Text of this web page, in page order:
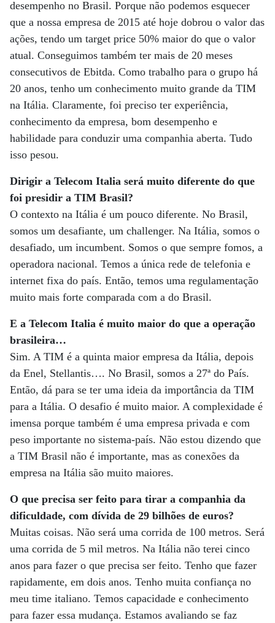
desempenho no Brasil. Porque não podemos esquecer
que a nossa empresa de 2015 até hoje dobrou o valor das
ações, tendo um target price 50% maior do que o valor
atual. Conseguimos também ter mais de 20 meses
consecutivos de Ebitda. Como trabalho para o grupo há
20 anos, tenho um conhecimento muito grande da TIM
na Itália. Claramente, foi preciso ter experiência,
conhecimento da empresa, bom desempenho e
habilidade para conduzir uma companhia aberta. Tudo
isso pesou.
Dirigir a Telecom Italia será muito diferente do que
foi presidir a TIM Brasil?
O contexto na Itália é um pouco diferente. No Brasil,
somos um desafiante, um challenger. Na Itália, somos o
desafiado, um incumbent. Somos o que sempre fomos, a
operadora nacional. Temos a única rede de telefonia e
internet fixa do país. Então, temos uma regulamentação
muito mais forte comparada com a do Brasil.
E a Telecom Italia é muito maior do que a operação
brasileira…
Sim. A TIM é a quinta maior empresa da Itália, depois
da Enel, Stellantis…. No Brasil, somos a 27ª do País.
Então, dá para se ter uma ideia da importância da TIM
para a Itália. O desafio é muito maior. A complexidade é
imensa porque também é uma empresa privada e com
peso importante no sistema-país. Não estou dizendo que
a TIM Brasil não é importante, mas as conexões da
empresa na Itália são muito maiores.
O que precisa ser feito para tirar a companhia da
dificuldade, com dívida de 29 bilhões de euros?
Muitas coisas. Não será uma corrida de 100 metros. Será
uma corrida de 5 mil metros. Na Itália não terei cinco
anos para fazer o que precisa ser feito. Tenho que fazer
rapidamente, em dois anos. Tenho muita confiança no
meu time italiano. Temos capacidade e conhecimento
para fazer essa mudança. Estamos avaliando se faz